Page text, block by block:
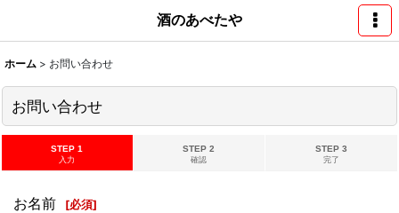
酒のあべたや
ホーム > お問い合わせ
お問い合わせ
STEP 1
入力
STEP 2
確認
STEP 3
完了
お名前 [必須]